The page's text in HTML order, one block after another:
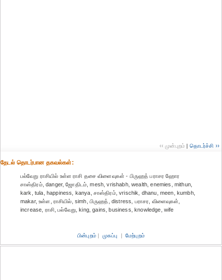
‹‹ முன்புறம் | தொடர்ச்சி ››
தேட‌ல் தொட‌ர்பான தகவ‌ல்க‌ள்:
பல்வேறு ராசியில் உள்ள ராசி தசை விளைவுகள் - பிருஹத் பராசர ஹோர
சாஸ்திரம், danger, ஜோதிடம், mesh, vrishabh, wealth, enemies, mithun,
kark, tula, happiness, kanya, சாஸ்திரம், vrischik, dhanu, meen, kumbh,
makar, உள்ள, ராசியில், simh, பிருஹத், distress, பராசர, விளைவுகள்,
increase, ராசி, பல்வேறு, king, gains, business, knowledge, wife
பின்புறம் | முகப்பு | மேற்புறம்